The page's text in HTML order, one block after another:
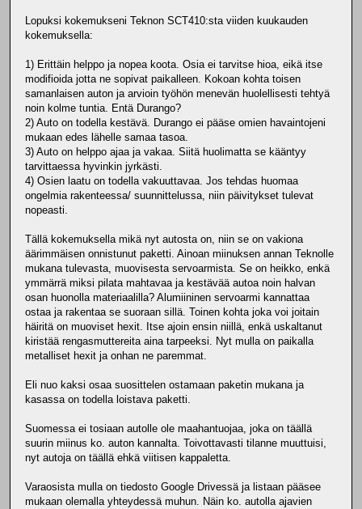
Lopuksi kokemukseni Teknon SCT410:sta viiden kuukauden
kokemuksella:
1) Erittäin helppo ja nopea koota. Osia ei tarvitse hioa, eikä itse
modifioida jotta ne sopivat paikalleen. Kokoan kohta toisen
samanlaisen auton ja arvioin työhön menevän huolellisesti tehtyä
noin kolme tuntia. Entä Durango?
2) Auto on todella kestävä. Durango ei pääse omien havaintojeni
mukaan edes lähelle samaa tasoa.
3) Auto on helppo ajaa ja vakaa. Siitä huolimatta se kääntyy
tarvittaessa hyvinkin jyrkästi.
4) Osien laatu on todella vakuuttavaa. Jos tehdas huomaa
ongelmia rakenteessa/ suunnittelussa, niin päivitykset tulevat
nopeasti.
Tällä kokemuksella mikä nyt autosta on, niin se on vakiona
äärimmäisen onnistunut paketti. Ainoan miinuksen annan Teknolle
mukana tulevasta, muovisesta servoarmista. Se on heikko, enkä
ymmärrä miksi pilata mahtavaa ja kestävää autoa noin halvan
osan huonolla materiaalilla? Alumiininen servoarmi kannattaa
ostaa ja rakentaa se suoraan sillä. Toinen kohta joka voi joitain
häiritä on muoviset hexit. Itse ajoin ensin niillä, enkä uskaltanut
kiristää rengasmuttereita aina tarpeeksi. Nyt mulla on paikalla
metalliset hexit ja onhan ne paremmat.
Eli nuo kaksi osaa suosittelen ostamaan paketin mukana ja
kasassa on todella loistava paketti.
Suomessa ei tosiaan autolle ole maahantuojaa, joka on täällä
suurin miinus ko. auton kannalta. Toivottavasti tilanne muuttuisi,
nyt autoja on täällä ehkä viitisen kappaletta.
Varaosista mulla on tiedosto Google Drivessä ja listaan pääsee
mukaan olemalla yhteydessä muhun. Näin ko. autolla ajavien